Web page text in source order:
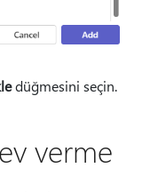
düğmesini seçin.
verme